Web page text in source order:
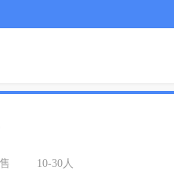
10-30人